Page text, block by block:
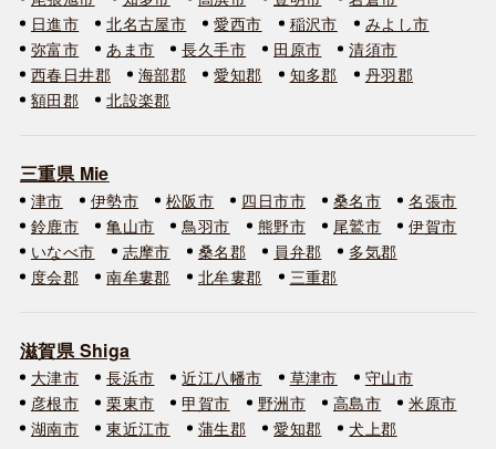
日進市
北名古屋市 愛西市 稲沢市
みよし市
弥富市
あま市 長久手市 田原市
清須市
西春日井郡
海部郡 愛知郡 知多郡
丹羽郡
額田郡
北設楽郡
三重県 Mie
津市 伊勢市 松阪市 四日市市 桑名市
名張市
鈴鹿市
亀山市 鳥羽市 熊野市 尾鷲市
伊賀市
いなべ市
志摩市 桑名郡 員弁郡
多気郡
度会郡
南牟婁郡 北牟婁郡 三重郡
滋賀県 Shiga
大津市 長浜市 近江八幡市 草津市
守山市
彦根市
栗東市 甲賀市 野洲市 高島市
米原市
湖南市
東近江市 蒲生郡 愛知郡 犬上郡